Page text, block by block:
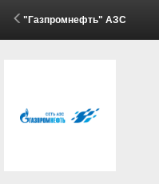
"Газпромнефть" АЗС